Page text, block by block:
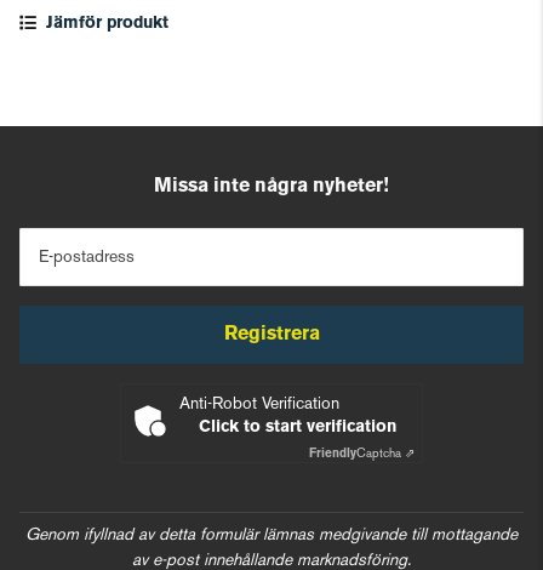
Jämför produkt
Missa inte några nyheter!
E-postadress
Registrera
Anti-Robot Verification
Click to start verification
FriendlyCaptcha ⇗
Genom ifyllnad av detta formulär lämnas medgivande till mottagande
av e-post innehållande marknadsföring.